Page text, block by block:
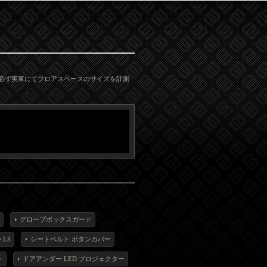
ず実車にてフロアスペースのサイズを計測
グローブボックスガード
LS シートベルト ボタンカバー
ドアアンダー LED プロジェクター